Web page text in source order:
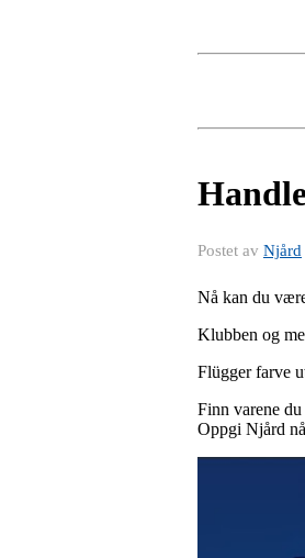
Postet av Njård
Nå kan du
Klubben og
Flügger farve
Finn varene
Oppgi Njård